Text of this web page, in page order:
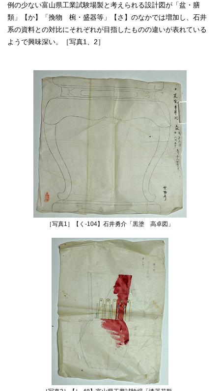
例の少ない富山県工業試験場製と考えられる設計図が「盆・膳
類」【か】「挽物 椀・盛器等」【さ】のなかでは増加し、石井
系の資料との対比にそれぞれが目指したものの違いが表れている
ようで興味深い。［写真1、2］
［写真1］【く‐104】石井勇介「黒塗 高卓図」